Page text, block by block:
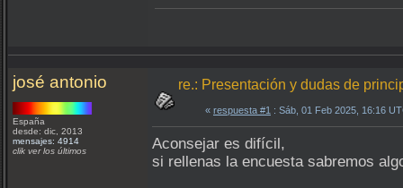
josé antonio
España
desde: dic, 2013
mensajes: 4914
clik ver los últimos
re.: Presentación y dudas de
« respuesta #1 : Sáb, 01 Feb 2025, 16:16
Aconsejar es difícil,
si rellenas la encuesta sabremos